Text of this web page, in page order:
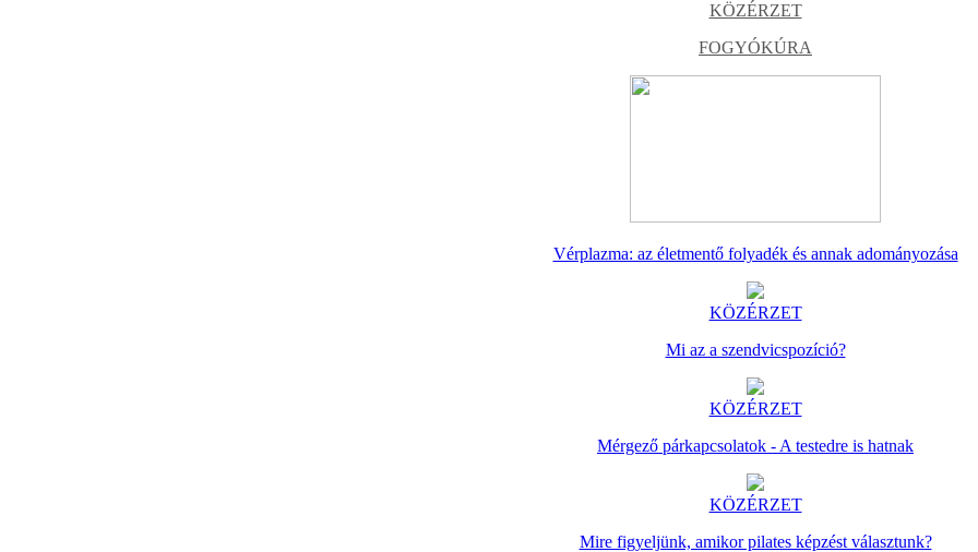
KÖZÉRZET
FOGYÓKÚRA
Vérplazma: az életmentő folyadék és annak adományozása
KÖZÉRZET
Mi az a szendvicspozíció?
KÖZÉRZET
Mérgező párkapcsolatok - A testedre is hatnak
KÖZÉRZET
Mire figyeljünk, amikor pilates képzést választunk?